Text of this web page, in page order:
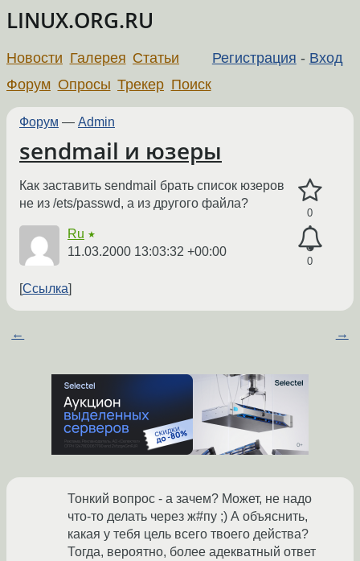
LINUX.ORG.RU
Регистрация - Вход
Новости Галерея Статьи
Форум Опросы Трекер Поиск
Форум — Admin
sendmail и юзеры
0
0
Как заставить sendmail брать список юзеров
не из /ets/passwd, а из другого файла?
Ru ★
11.03.2000 13:03:32 +00:00
Ссылка
← →
Тонкий вопрос - а зачем? Может, не надо
что-то делать через ж#пу ;) А объяснить,
какая у тебя цель всего твоего действа?
Тогда, вероятно, более адекватный ответ